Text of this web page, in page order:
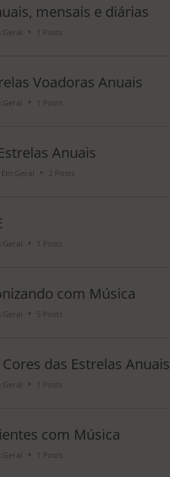
mensais e diárias
Geral 1 Posts
Voadoras Anuais
Geral 1 Posts
Anuais
Em:Geral 2 Posts
Geral 1 Posts
com Música
Geral 5 Posts
das Estrelas Anuais
Geral 1 Posts
com Música
Geral 1 Posts